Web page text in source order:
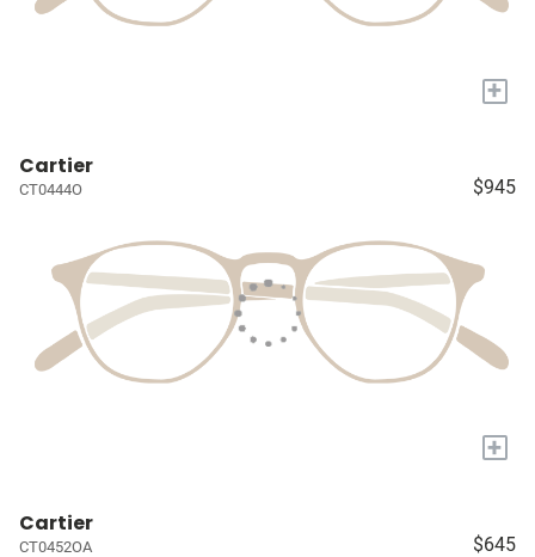
+
Cartier
CT0444O $945
+
Cartier
CT0452OA $645